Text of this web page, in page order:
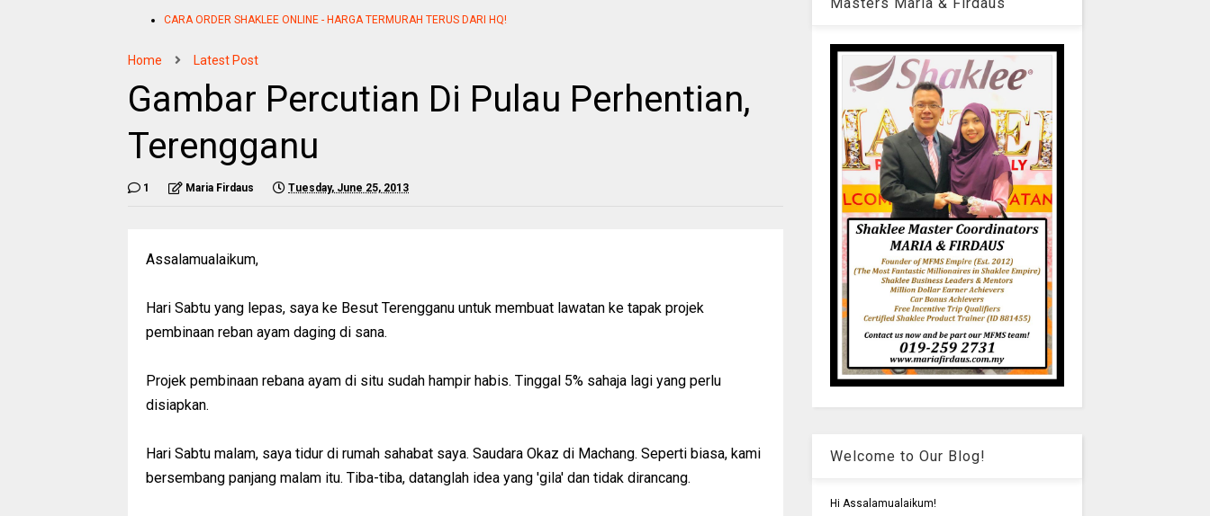
CARA ORDER SHAKLEE ONLINE - HARGA TERMURAH TERUS DARI HQ!
Home Latest Post
Gambar Percutian Di Pulau Perhentian,
Terengganu
1 Maria Firdaus Tuesday, June 25, 2013
Assalamualaikum,
Hari Sabtu yang lepas, saya ke Besut Terengganu untuk membuat lawatan ke tapak projek
pembinaan reban ayam daging di sana.
Projek pembinaan rebana ayam di situ sudah hampir habis. Tinggal 5% sahaja lagi yang perlu
disiapkan.
Hari Sabtu malam, saya tidur di rumah sahabat saya. Saudara Okaz di Machang. Seperti biasa, kami
bersembang panjang malam itu. Tiba-tiba, datanglah idea yang 'gila' dan tidak dirancang.
Welcome to Our Blog!
Hi Assalamualaikum!